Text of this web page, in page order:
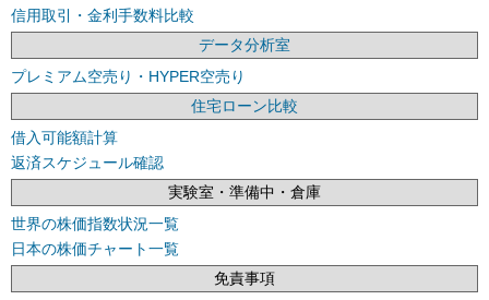
信用取引・金利手数料比較
データ分析室
プレミアム空売り・HYPER空売り
住宅ローン比較
借入可能額計算
返済スケジュール確認
実験室・準備中・倉庫
世界の株価指数状況一覧
日本の株価チャート一覧
免責事項